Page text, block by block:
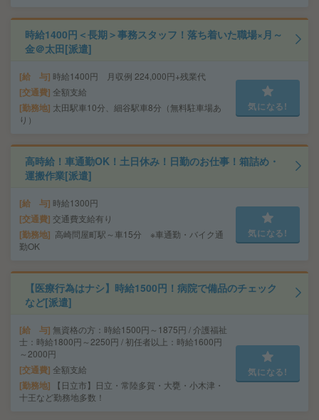
時給1400円＜長期＞事務スタッフ！落ち着いた職場×月～
金＠太田[派遣]
給 与 時給1400円 月収例 224,000円+残業代
交通費 全額支給
勤務地 太田駅車10分、細谷駅車8分（無料駐車場あ
り）
気になる!
高時給！車通勤OK！土日休み！日勤のお仕事！箱詰め・
運搬作業[派遣]
給 与 時給1300円
交通費 交通費支給有り
勤務地
高崎問屋町駅～車15分 ※車通勤・バイク通
勤OK
気になる!
【医療行為はナシ】時給1500円！病院で備品のチェック
など[派遣]
給 与 無資格の方：時給1500円～1875円 / 介護福祉
士：時給1800円～2250円 / 初任者以上：時給1600円
～2000円
交通費 全額支給
勤務地
【日立市】日立・常陸多賀・大甕・小木津・
十王など勤務地多数！
気になる!